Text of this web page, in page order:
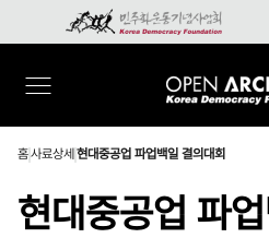
홈사료상세 현대중공업 파업백일 결의대회
현대중공업 파